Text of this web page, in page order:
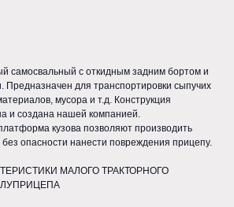
самосвальный с откидным задним бортом и
для транспортировки сыпучих
мусора и т.д. Конструкция
и создана нашей компанией.
кузова позволяют производить
без опасности нанести повреждения прицепу.
МАЛОГО ТРАКТОРНОГО